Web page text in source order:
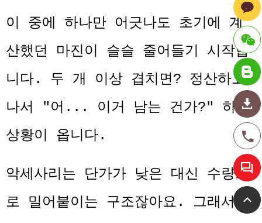
ID : hmt
radechi
na
이 중에 하나만 어긋나도 초기에 계
산했던 마진이 슬슬 줄어들기 시작합
니다. 두 개 이상 겹치면? 정산하고
나서 "어... 이거 남는 건가?" 하는
상황이 옵니다.
악세사리는 단가가 낮은 대신 수량으
로 밀어붙이는 구조잖아요. 그래서